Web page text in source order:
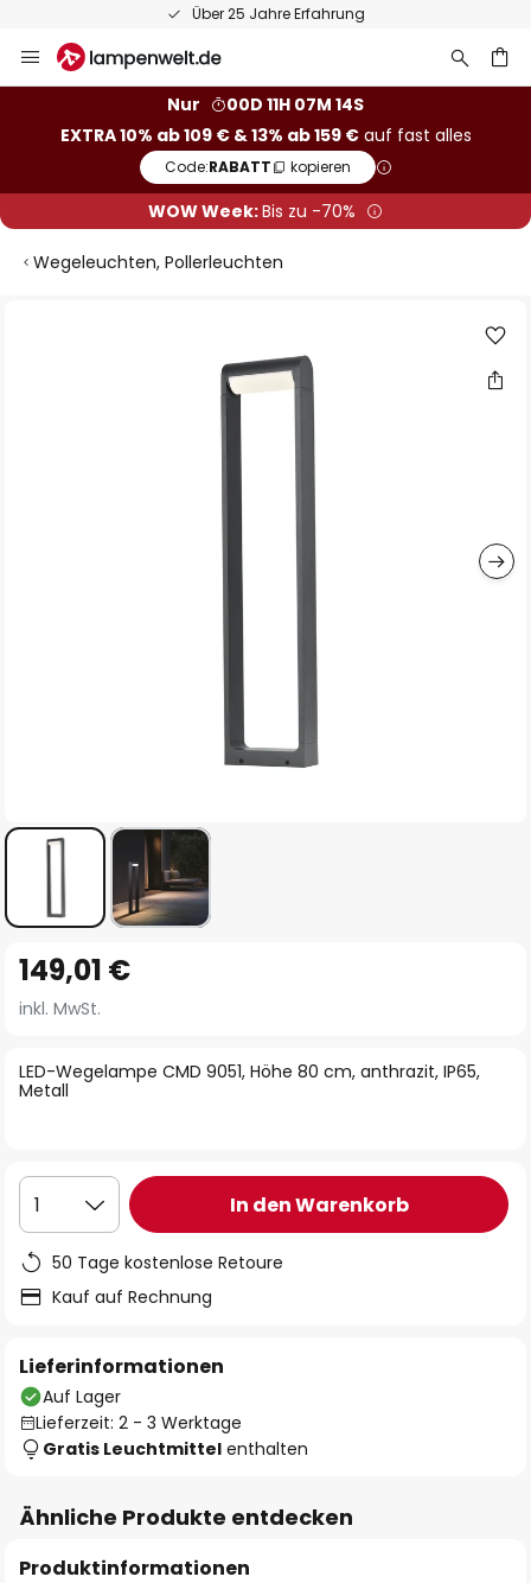
Über 25 Jahre Erfahrung
Inhalt
Nur
00D 11H 07M 13S
EXTRA 10% ab 109 € & 13% ab 159 €auf fast alles
Code:RABATT kopieren
WOW Week:Bis zu -70%
Wegeleuchten, Pollerleuchten
Anfang
der
springen
LED-Wegelampe CMD 9051, Höhe 80 cm, anthrazit, IP65,
Metall
149,01 €
inkl. MwSt.
1 In den Warenkorb
50 Tage kostenlose Retoure
Kauf auf Rechnung
Lieferinformationen
Auf Lager
Lieferzeit: 2 - 3 Werktage
Gratis Leuchtmittel enthalten
Ähnliche Produkte entdecken
Produktinformationen